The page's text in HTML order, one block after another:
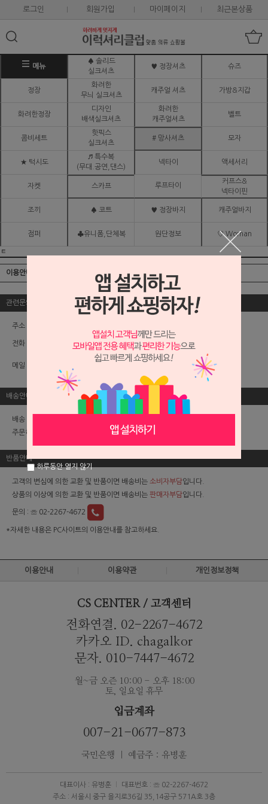
로그인 회원가입 마이페이지 최근본상품
메뉴
♠ 솔리드
실크셔츠
♥ 정장셔츠 슈즈
정장
화려한
무늬 실크셔츠
캐주얼 셔츠 가방&지갑
화려한정장
디자인
배색실크셔츠
화려한
캐주얼셔츠
벨트
콤비세트
핫픽스
실크셔츠
# 망사셔츠 모자
★ 턱시도
♬ 특수복
(무대.공연,댄스)
넥타이 액세서리
자켓 스카프 루프타이
커프스&
넥타이핀
조끼 ♠ 코트 ♥ 정장바지 캐주얼바지
점퍼 ♣유니폼,단체복 원단정보 ♡ Woman
ㅌ
이용안내
관련문의
주소 : 서울특별시 중구 퇴계로58길 24-1,2층(쌍림동)
전화 : ☏ 02-2267-4672
메일 :
배송안내
배송 방법은 택배 + 일반등기 입니다.
주문하신 날로부터 1~4일 안에 받을 수 있습니다.
반품안내
고객의 변심에 의한 교환 및 반품이면 배송비는 소비자부담입니다.
상품의 이상에 의한 교환 및 반품이면 배송비는 판매자부담입니다.
문의 : ☏ 02-2267-4672
*자세한 내용은 PC사이트의 이용안내를 참고하세요.
이용안내 이용약관 개인정보정책
CS CENTER / 고객센터
전화연결. 02-2267-4672
카카오 ID. chagalkor
문자. 010-7447-4672
월~금 오즌 10:00 - 오후 18:00
토, 일요일 휴무
입금계좌
007-21-0677-873
국민은행 ｜ 예금주 : 유병훈
대표이사 : 유병훈
대표번호 : ☏ 02-2267-4672
주소 : 서울시 중구 을지로36길 35,14공구 571A호 3층
하루동안 열지 않기